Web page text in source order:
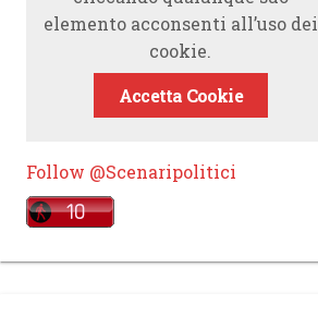
elemento acconsenti all’uso dei
cookie.
Accetta Cookie
Follow @Scenaripolitici